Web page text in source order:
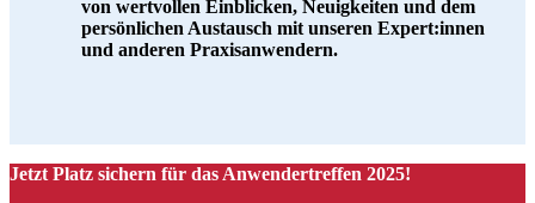
von wertvollen Einblicken, Neuigkeiten und dem
persönlichen Austausch mit unseren Expert:innen
und anderen Praxisanwendern.
Jetzt Platz sichern für das Anwendertreffen 2025!